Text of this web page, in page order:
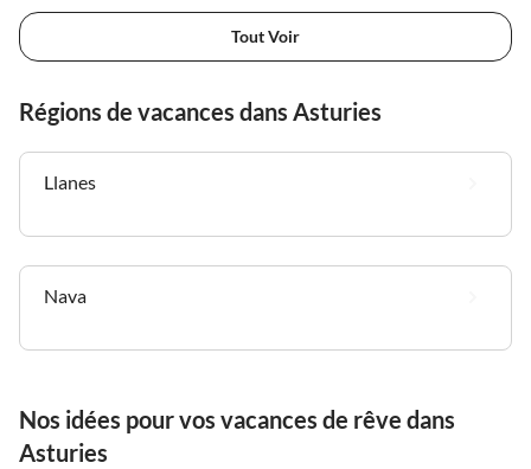
Tout Voir
Régions de vacances dans Asturies
Llanes
Nava
Nos idées pour vos vacances de rêve dans
Asturies